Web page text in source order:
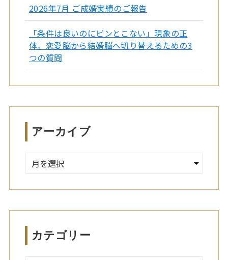
2026年7月 ご成婚実績のご報告
「条件は良いのにピンとこない」現象の正
体。恋愛脳から結婚脳へ切り替えるための3
つの質問
アーカイブ
ー
ブ
カテゴリー